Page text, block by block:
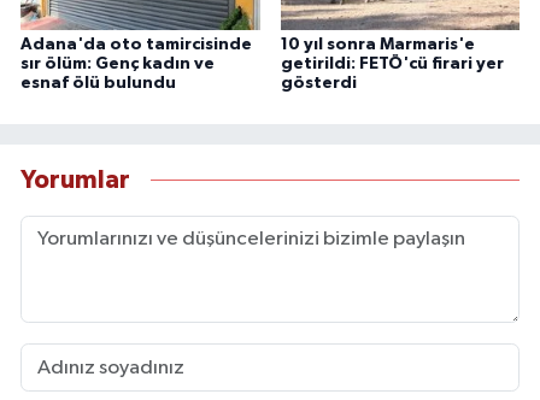
Adana'da oto tamircisinde
sır ölüm: Genç kadın ve
esnaf ölü bulundu
10 yıl sonra Marmaris'e
getirildi: FETÖ'cü firari yer
gösterdi
Yorumlar